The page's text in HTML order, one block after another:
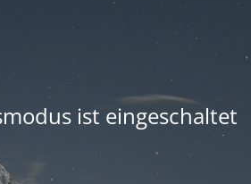
ist eingeschaltet